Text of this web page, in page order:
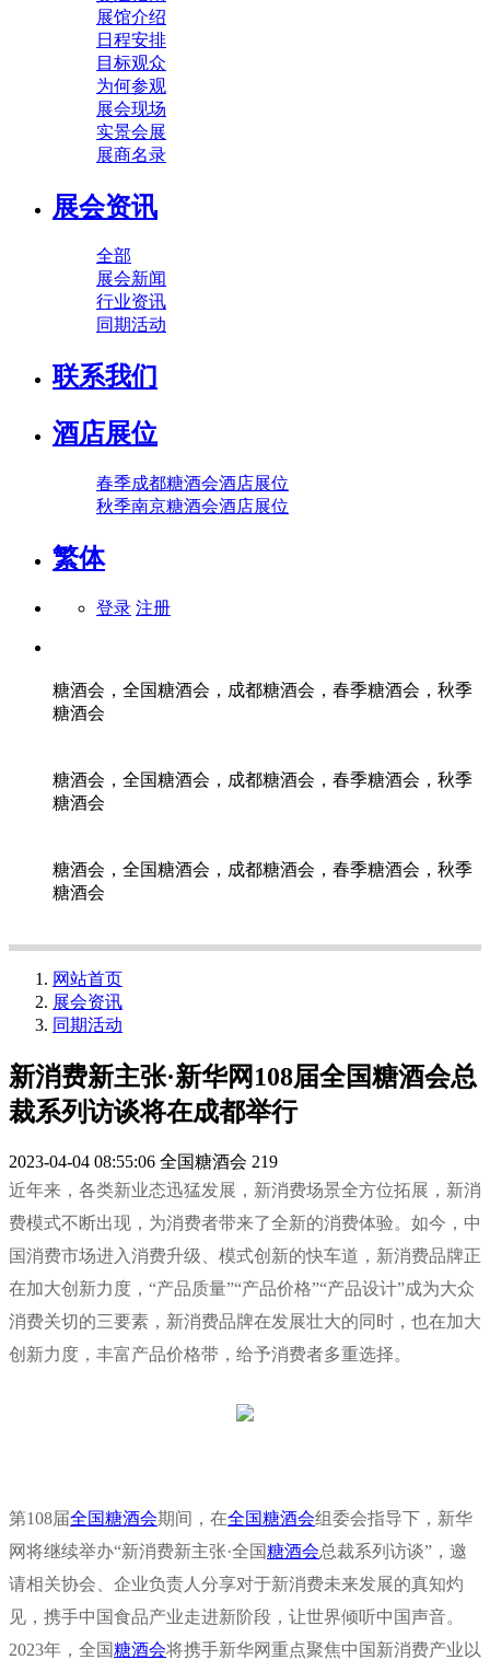
展馆介绍
日程安排
目标观众
为何参观
展会现场
实景会展
展商名录
展会资讯
全部
展会新闻
行业资讯
同期活动
联系我们
酒店展位
春季成都糖酒会酒店展位
秋季南京糖酒会酒店展位
繁体
登录 注册
糖酒会，全国糖酒会，成都糖酒会，春季糖酒会，秋季
糖酒会
糖酒会，全国糖酒会，成都糖酒会，春季糖酒会，秋季
糖酒会
糖酒会，全国糖酒会，成都糖酒会，春季糖酒会，秋季
糖酒会
网站首页
展会资讯
同期活动
新消费新主张·新华网108届全国糖酒会总
裁系列访谈将在成都举行
2023-04-04 08:55:06 全国糖酒会 219
近年来，各类新业态迅猛发展，新消费场景全方位拓展，新消
费模式不断出现，为消费者带来了全新的消费体验。如今，中
国消费市场进入消费升级、模式创新的快车道，新消费品牌正
在加大创新力度，“产品质量”“产品价格”“产品设计”成为大众
消费关切的三要素，新消费品牌在发展壮大的同时，也在加大
创新力度，丰富产品价格带，给予消费者多重选择。
第108届全国糖酒会期间，在全国糖酒会组委会指导下，新华
网将继续举办“新消费新主张·全国糖酒会总裁系列访谈”，邀
请相关协会、企业负责人分享对于新消费未来发展的真知灼
见，携手中国食品产业走进新阶段，让世界倾听中国声音。
2023年，全国糖酒会将携手新华网重点聚焦中国新消费产业以